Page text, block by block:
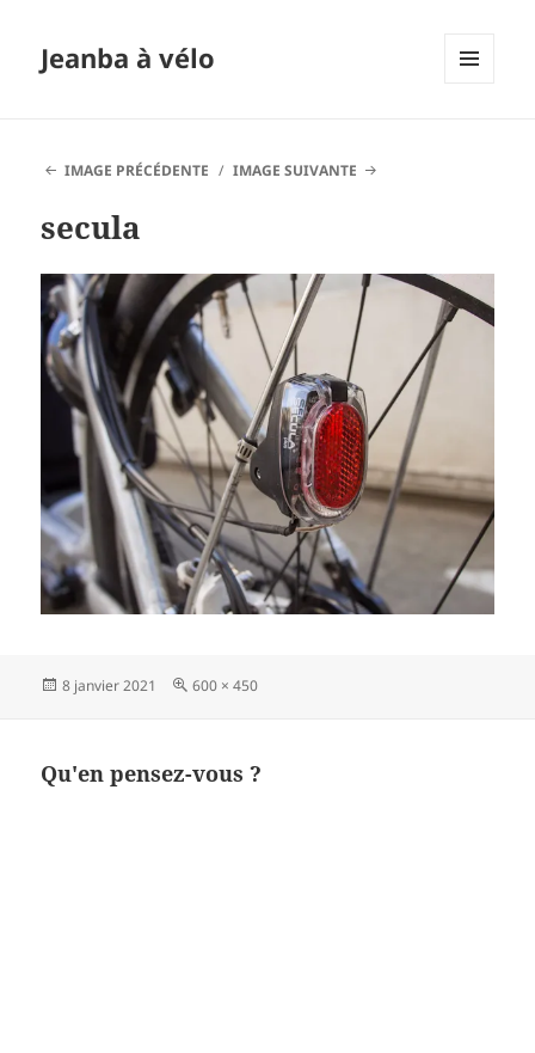
Jeanba à vélo
IMAGE PRÉCÉDENTE
IMAGE SUIVANTE
secula
Publié
8 janvier 2021
Taille
600 × 450
Qu'en pensez-vous ?